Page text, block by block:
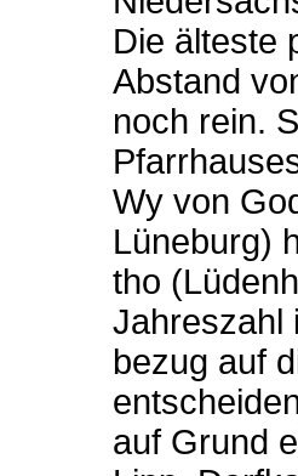
Die älteste
Abstand
noch rein.
Wy von
Lüneburg)
tho
Jahreszahl
bezug auf
auf Grund